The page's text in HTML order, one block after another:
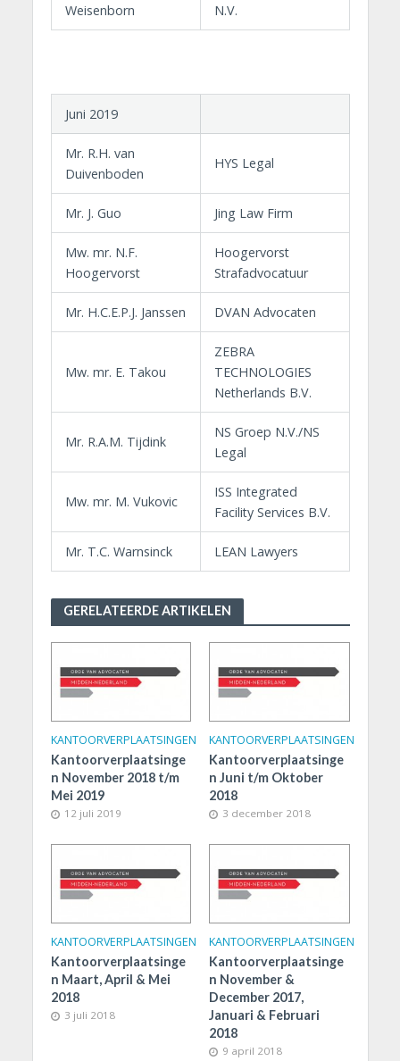
Weisenborn
N.V.
Juni 2019
Mr. R.H. van
Duivenboden
HYS Legal
Mr. J. Guo Jing Law Firm
Mw. mr. N.F.
Hoogervorst
Hoogervorst
Strafadvocatuur
Mr. H.C.E.P.J. Janssen DVAN Advocaten
Mw. mr. E. Takou
ZEBRA
TECHNOLOGIES
Netherlands B.V.
Mr. R.A.M. Tijdink
NS Groep N.V./NS
Legal
Mw. mr. M. Vukovic
ISS Integrated
Facility Services B.V.
Mr. T.C. Warnsinck LEAN Lawyers
GERELATEERDE ARTIKELEN
KANTOORVERPLAATSINGEN
Kantoorverplaatsinge
n November 2018 t/m
Mei 2019
12 juli 2019
KANTOORVERPLAATSINGEN
Kantoorverplaatsinge
n Juni t/m Oktober
2018
3 december 2018
KANTOORVERPLAATSINGEN
Kantoorverplaatsinge
n Maart, April & Mei
2018
3 juli 2018
KANTOORVERPLAATSINGEN
Kantoorverplaatsinge
n November &
December 2017,
Januari & Februari
2018
9 april 2018